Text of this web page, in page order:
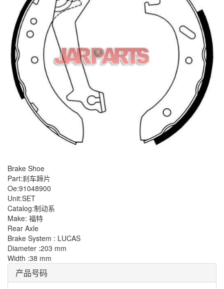
Brake Shoe
Part:刹车蹄片
Oe:91048900
Unit:SET
Catalog:制动系
Make: 福特
Rear Axle
Brake System : LUCAS
Diameter :203 mm
Width :38 mm
产品号码